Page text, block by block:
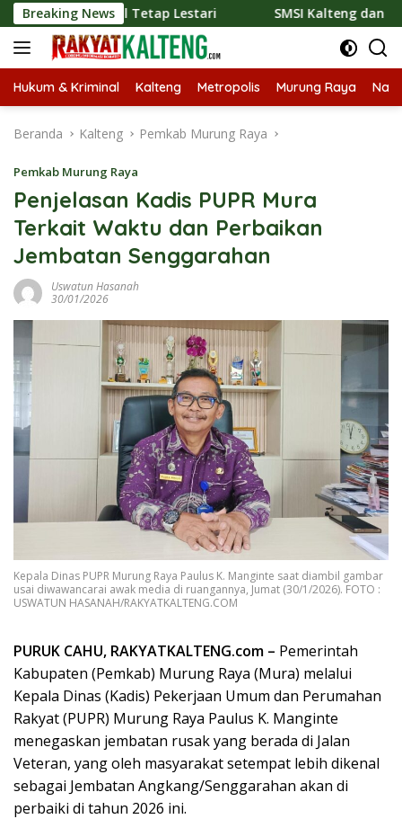
Langsung
ke
konten
Breaking News
Tetap Lestari SMSI Kalteng dan Bidan Sean
Hukum & Kriminal Kalteng Metropolis Murung Raya
Beranda Kalteng Pemkab Murung Raya
Pemkab Murung Raya
Penjelasan Kadis PUPR Mura
Terkait Waktu dan Perbaikan
Jembatan Senggarahan
Uswatun Hasanah
30/01/2026
Kepala Dinas PUPR Murung Raya Paulus K. Manginte saat diambil gambar
usai diwawancarai awak media di ruangannya, Jumat (30/1/2026). FOTO :
USWATUN HASANAH/RAKYATKALTENG.COM
PURUK CAHU, RAKYATKALTENG.com – Pemerintah
Kabupaten (Pemkab) Murung Raya (Mura) melalui
Kepala Dinas (Kadis) Pekerjaan Umum dan Perumahan
Rakyat (PUPR) Murung Raya Paulus K. Manginte
menegaskan jembatan rusak yang berada di Jalan
Veteran, yang oleh masyarakat setempat lebih dikenal
sebagai Jembatan Angkang/Senggarahan akan di
perbaiki di tahun 2026 ini.